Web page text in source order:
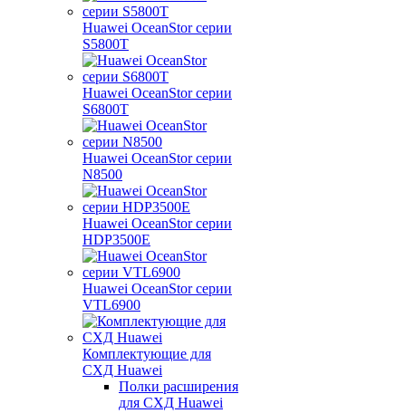
Huawei OceanStor серии
S5800T
Huawei OceanStor серии
S6800T
Huawei OceanStor серии
N8500
Huawei OceanStor серии
HDP3500E
Huawei OceanStor серии
VTL6900
Комплектующие для
СХД Huawei
Полки расширения
для СХД Huawei